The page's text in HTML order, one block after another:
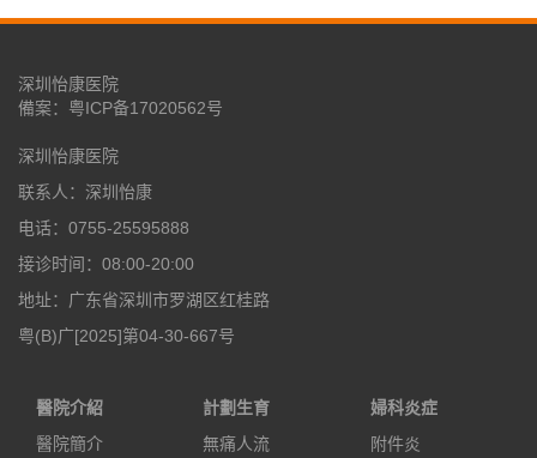
深圳怡康医院
備案： 粤ICP备17020562号
深圳怡康医院
联系人：深圳怡康
电话：0755-25595888
接诊时间：08:00-20:00
地址：广东省深圳市罗湖区红桂路
粤(B)广[2025]第04-30-667号
醫院介紹
醫院簡介
計劃生育
無痛人流
婦科炎症
附件炎